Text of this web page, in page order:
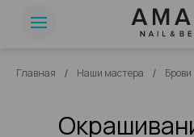
Главная / Наши мастера / Брови